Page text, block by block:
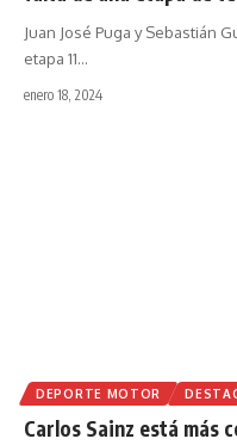
Juan José Puga y Sebastián
etapa 11…
enero 18, 2024
DEPORTE MOTOR
Carlos Sainz está más